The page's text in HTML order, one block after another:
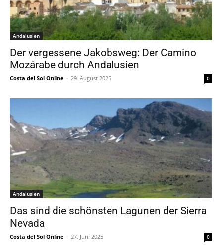
Andalusien
Der vergessene Jakobsweg: Der Camino
Mozárabe durch Andalusien
Costa del Sol Online - 29. August 2025 0
Andalusien
Das sind die schönsten Lagunen der Sierra
Nevada
Costa del Sol Online - 27. Juni 2025 0